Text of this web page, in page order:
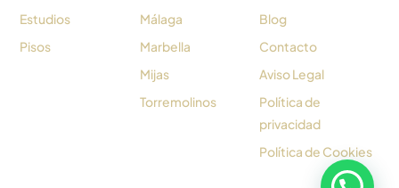
Estudios
Pisos
Málaga
Marbella
Mijas
Torremolinos
Blog
Contacto
Aviso Legal
Política de
privacidad
Política de Cookies